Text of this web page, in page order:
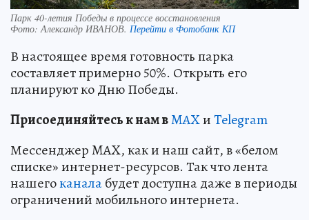
Парк 40-летия Победы в процессе восстановления
Фото:Александр ИВАНОВ. Перейти в Фотобанк КП
В настоящее время готовность парка
составляет примерно 50%. Открыть его
планируют ко Дню Победы.
Присоединяйтесь к нам вMAXиTelegram
Мессенджер MAX, как и наш сайт, в «белом
списке» интернет-ресурсов. Так что лента
нашегоканалабудет доступна даже в периоды
ограничений мобильного интернета.